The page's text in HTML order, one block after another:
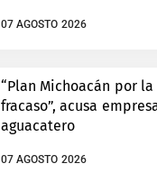
07 AGOSTO 2026
“Plan Michoacán por la
fracaso”, acusa
aguacatero
07 AGOSTO 2026